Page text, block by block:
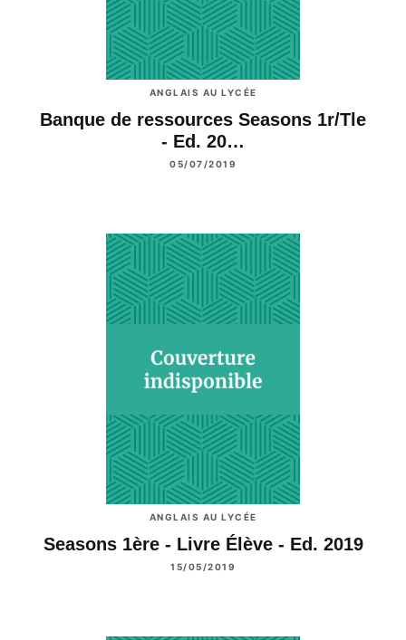
ANGLAIS AU LYCÉE
Banque de ressources Seasons 1r/Tle
- Ed. 20…
05/07/2019
ANGLAIS AU LYCÉE
Seasons 1ère - Livre Élève - Ed. 2019
15/05/2019